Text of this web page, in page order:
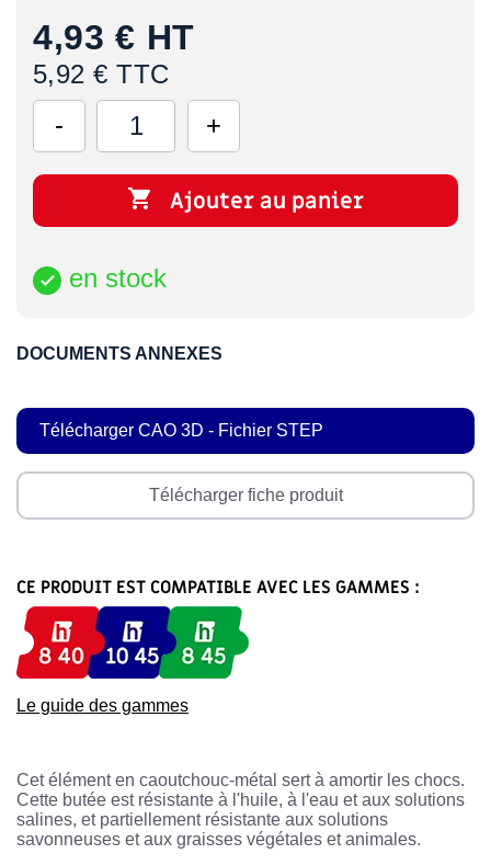
4,93 € HT
5,92 € TTC
 Ajouter au panier
 en stock
DOCUMENTS ANNEXES
Télécharger CAO 3D - Fichier STEP
Télécharger fiche produit
CE PRODUIT EST COMPATIBLE AVEC LES GAMMES :
Le guide des gammes
Cet élément en caoutchouc-métal sert à amortir les chocs.
Cette butée est résistante à l'huile, à l'eau et aux solutions
salines, et partiellement résistante aux solutions
savonneuses et aux graisses végétales et animales.